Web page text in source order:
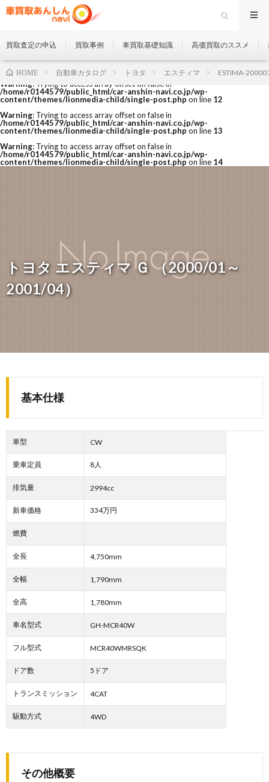
Warning: Trying to access array offset on false in
/home/r0144579/public_html/car-anshin-navi.co.jp/wp-
content/themes/lionmedia-child/single-post.php on line 12
Warning: Trying to access array offset on false in
/home/r0144579/public_html/car-anshin-navi.co.jp/wp-
content/themes/lionmedia-child/single-post.php on line 13
Warning: Trying to access array offset on false in
/home/r0144579/public_html/car-anshin-navi.co.jp/wp-
content/themes/lionmedia-child/single-post.php on line 14
買取査定の申込 買取事例 車買取基礎知識 高価買取のススメ
トヨタ エスティマ Ｇ （2000/01～
2001/04）
HOME 自動車カタログ トヨタ エスティマ ESTIMA-
基本仕様
車型 CW
乗車定員 8人
排気量 2994cc
新車価格 334万円
燃費
全長 4,750mm
全幅 1,790mm
全高 1,780mm
車名型式 GH-MCR40W
フル型式 MCR40WMRSQK
ドア数 5ドア
トランスミッション 4CAT
駆動方式 4WD
その他概要